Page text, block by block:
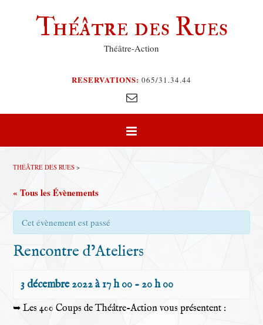
Théâtre des Rues
Théâtre-Action
RESERVATIONS: 065/31.34.44
THÉÂTRE DES RUES >
« Tous les Évènements
Cet évènement est passé
Rencontre d’Ateliers
3 décembre 2022 à 17 h 00 - 20 h 00
➥ Les 400 Coups de Théâtre-Action vous présentent :